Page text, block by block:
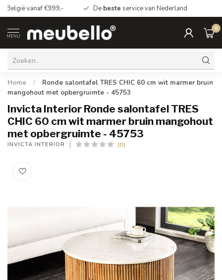
*Gratisbezorging Nederland vanaf €99.- België vanaf €999,-
MENU
0
Home /
Ronde salontafel TRES CHIC 60 cm wit marmer bruin
mangohout met opbergruimte - 45753
Invicta Interior Ronde salontafel TRES
CHIC 60 cm wit marmer bruin mangohout
met opbergruimte - 45753
INVICTA INTERIOR (0)